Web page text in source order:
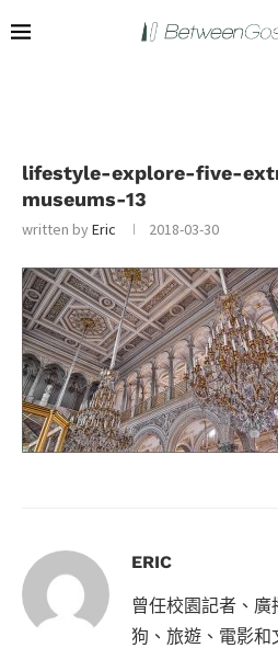
lifestyle-explore-five-
museums-13
written byEric 2018-03-30
ERIC
曾任校園記者、
狗、旅遊、電影和